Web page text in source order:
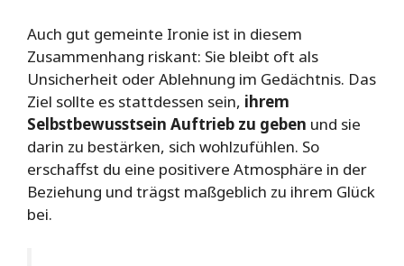
Auch gut gemeinte Ironie ist in diesem
Zusammenhang riskant: Sie bleibt oft als
Unsicherheit oder Ablehnung im Gedächtnis. Das
Ziel sollte es stattdessen sein, ihrem
Selbstbewusstsein Auftrieb zu geben und sie
darin zu bestärken, sich wohlzufühlen. So
erschaffst du eine positivere Atmosphäre in der
Beziehung und trägst maßgeblich zu ihrem Glück
bei.